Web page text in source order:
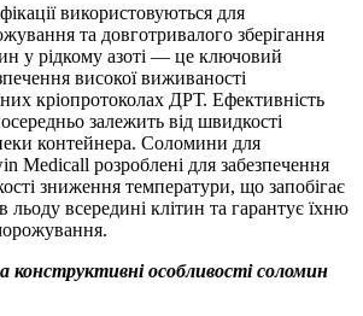
використовуються для
та довготривалого зберігання
у рідкому азоті — це ключовий
високої виживаності
кріопротоколах ДРТ. Ефективність
залежить від швидкості
контейнера. Соломини для
Medicall розроблені для забезпечення
зниження температури, що запобігає
льоду всередині клітин та гарантує їхню
конструктивні особливості соломин